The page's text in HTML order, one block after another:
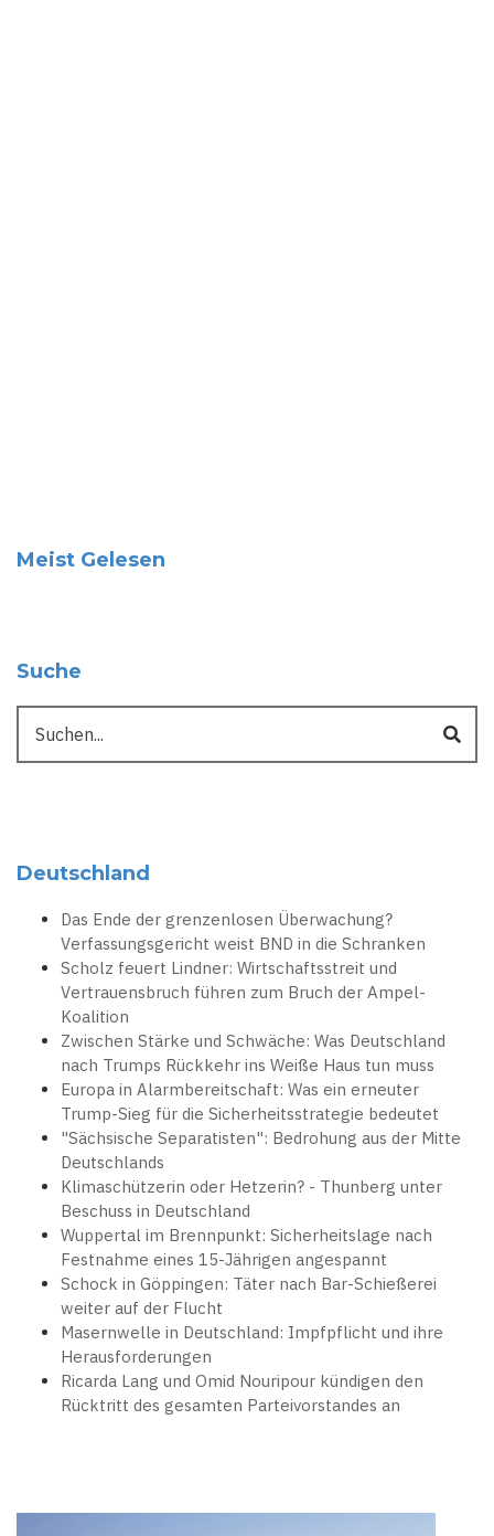
Meist Gelesen
Suche
Deutschland
Das Ende der grenzenlosen Überwachung?
Verfassungsgericht weist BND in die Schranken
Scholz feuert Lindner: Wirtschaftsstreit und
Vertrauensbruch führen zum Bruch der Ampel-
Koalition
Zwischen Stärke und Schwäche: Was Deutschland
nach Trumps Rückkehr ins Weiße Haus tun muss
Europa in Alarmbereitschaft: Was ein erneuter
Trump-Sieg für die Sicherheitsstrategie bedeutet
"Sächsische Separatisten": Bedrohung aus der Mitte
Deutschlands
Klimaschützerin oder Hetzerin? - Thunberg unter
Beschuss in Deutschland
Wuppertal im Brennpunkt: Sicherheitslage nach
Festnahme eines 15-Jährigen angespannt
Schock in Göppingen: Täter nach Bar-Schießerei
weiter auf der Flucht
Masernwelle in Deutschland: Impfpflicht und ihre
Herausforderungen
Ricarda Lang und Omid Nouripour kündigen den
Rücktritt des gesamten Parteivorstandes an